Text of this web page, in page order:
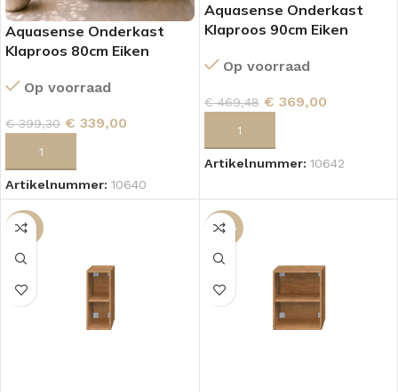
Aquasense Onderkast
Klaproos 80cm Eiken
Op voorraad
€399,30 € 339,00
Artikelnummer: 10640
Aquasense Onderkast
Klaproos 90cm Eiken
Op voorraad
€469,48 € 369,00
Artikelnummer: 10642
-50% -47%